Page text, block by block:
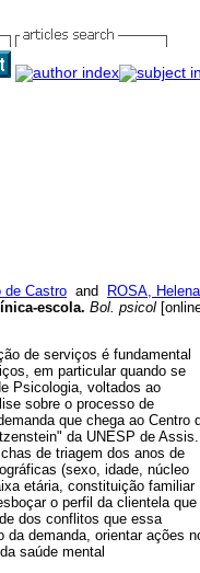
de Castro and
ROSA, Helena
escola. Bol. psicol
de serviços é fundamental
em particular quando se
Psicologia, voltados ao
sobre o processo de
que chega ao Centro
da UNESP de Assis.
de triagem dos anos de
(sexo, idade, núcleo
etária, constituição familiar
o perfil da clientela que
dos conflitos que essa
da demanda, orientar ações
saúde mental